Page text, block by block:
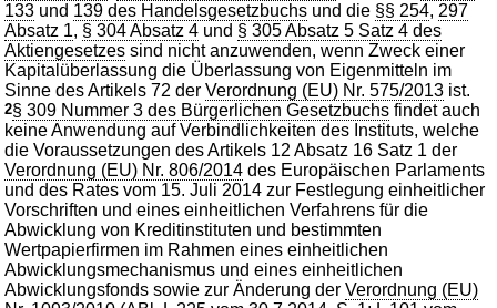
133 und 139 des Handelsgesetzbuchs und die §§ 254, 297
Absatz 1, § 304 Absatz 4 und § 305 Absatz 5 Satz 4 des
Aktiengesetzes sind nicht anzuwenden, wenn Zweck einer
Kapitalüberlassung die Überlassung von Eigenmitteln im
Sinne des Artikels 72 derVerordnung (EU) Nr. 575/2013 ist.
2§ 309 Nummer 3 des Bürgerlichen Gesetzbuchs findet auch
keine Anwendung auf Verbindlichkeiten des Instituts, welche
die Voraussetzungen des Artikels 12 Absatz 16 Satz 1 der
Verordnung (EU) Nr. 806/2014 des Europäischen Parlaments
und des Rates vom 15. Juli 2014 zur Festlegung einheitlicher
Vorschriften und eines einheitlichen Verfahrens für die
Abwicklung von Kreditinstituten und bestimmten
Wertpapierfirmen im Rahmen eines einheitlichen
Abwicklungsmechanismus und eines einheitlichen
Abwicklungsfonds sowie zur Änderung derVerordnung (EU)